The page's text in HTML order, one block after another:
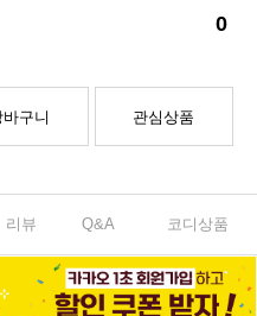
0
바구니 관심상품
리뷰 Q&A 코디상품